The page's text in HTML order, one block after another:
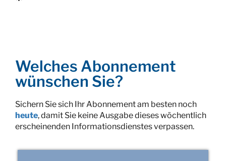
Welches Abonnement
wünschen Sie?
Sichern Sie sich Ihr Abonnement am besten noch
heute, damit Sie keine Ausgabe dieses wöchentlich
erscheinenden Informationsdienstes verpassen.